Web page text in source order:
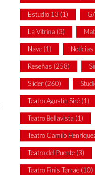
Estudio 13 (1)
La Vitrina (3)
Nave (1) Noticias
Reseñas (258)
Slider (260)
Teatro Agustín Siré (1)
Teatro Bellavista (1)
Teatro Camilo
Teatro del Puente (3)
Teatro Finis Terrae (10)